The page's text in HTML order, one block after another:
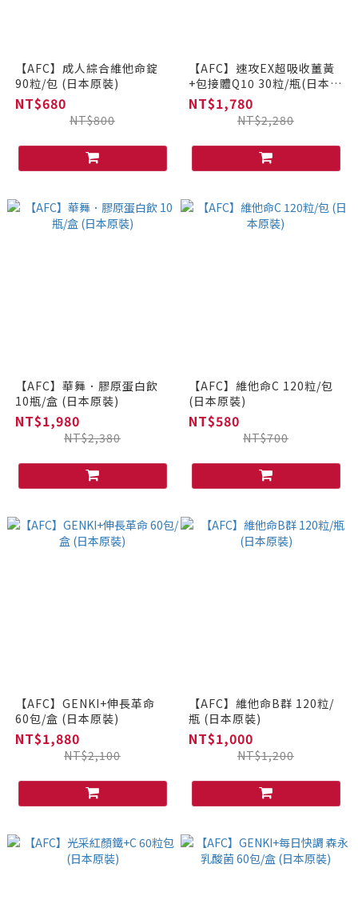
【AFC】成人綜合維他命錠
90粒/包 (日本原裝)
NT$680
NT$800
【AFC】速攻EX超吸收薑黃
+包接體Q10 30粒/瓶(日本原
裝)
NT$1,780
NT$2,280
【AFC】華舞．膠原蛋白飲
10瓶/盒 (日本原裝)
NT$1,980
NT$2,380
【AFC】維他命C 120粒/包
(日本原裝)
NT$580
NT$700
【AFC】GENKI+伸長革命
60包/盒 (日本原裝)
NT$1,880
NT$2,100
【AFC】維他命B群 120粒/
瓶 (日本原裝)
NT$1,000
NT$1,200